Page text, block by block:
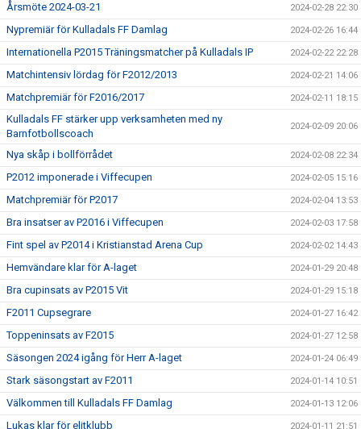
Årsmöte 2024-03-21 2024-02-28 22:30
Nypremiär för Kulladals FF Damlag 2024-02-26 16:44
Internationella P2015 Träningsmatcher på Kulladals IP 2024-02-22 22:28
Matchintensiv lördag för F2012/2013 2024-02-21 14:06
Matchpremiär för F2016/2017 2024-02-11 18:15
Kulladals FF stärker upp verksamheten med ny
Barnfotbollscoach
2024-02-09 20:06
Nya skåp i bollförrådet 2024-02-08 22:34
P2012 imponerade i Viffecupen 2024-02-05 15:16
Matchpremiär för P2017 2024-02-04 13:53
Bra insatser av P2016 i Viffecupen 2024-02-03 17:58
Fint spel av P2014 i Kristianstad Arena Cup 2024-02-02 14:43
Hemvändare klar för A-laget 2024-01-29 20:48
Bra cupinsats av P2015 Vit 2024-01-29 15:18
F2011 Cupsegrare 2024-01-27 16:42
Toppeninsats av F2015 2024-01-27 12:58
Säsongen 2024 igång för Herr A-laget 2024-01-24 06:49
Stark säsongstart av F2011 2024-01-14 10:51
Välkommen till Kulladals FF Damlag 2024-01-13 12:06
Lukas klar för elitklubb 2024-01-11 21:51